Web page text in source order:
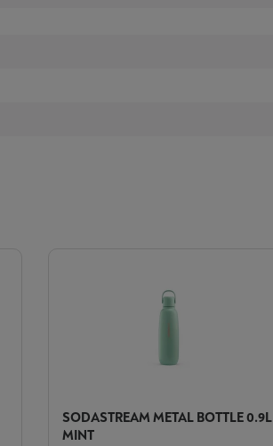
SODASTREAM METAL BOTTLE 0.9L
MINT